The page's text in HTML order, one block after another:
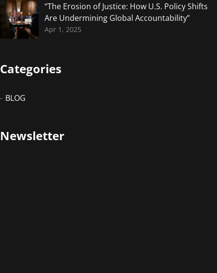
“The Erosion of Justice: How U.S. Policy Shifts
Are Undermining Global Accountability”
Apr 1, 2025
Categories
BLOG
Newsletter